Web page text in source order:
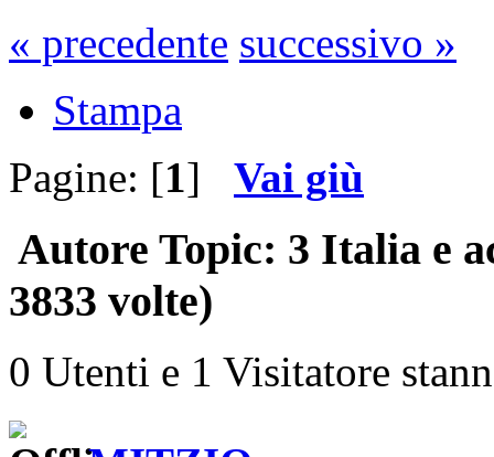
« precedente successivo »
Stampa
Pagine: [1] Vai giù
Autore Topic: 3 Italia e
3833 volte)
0 Utenti e 1 Visitatore